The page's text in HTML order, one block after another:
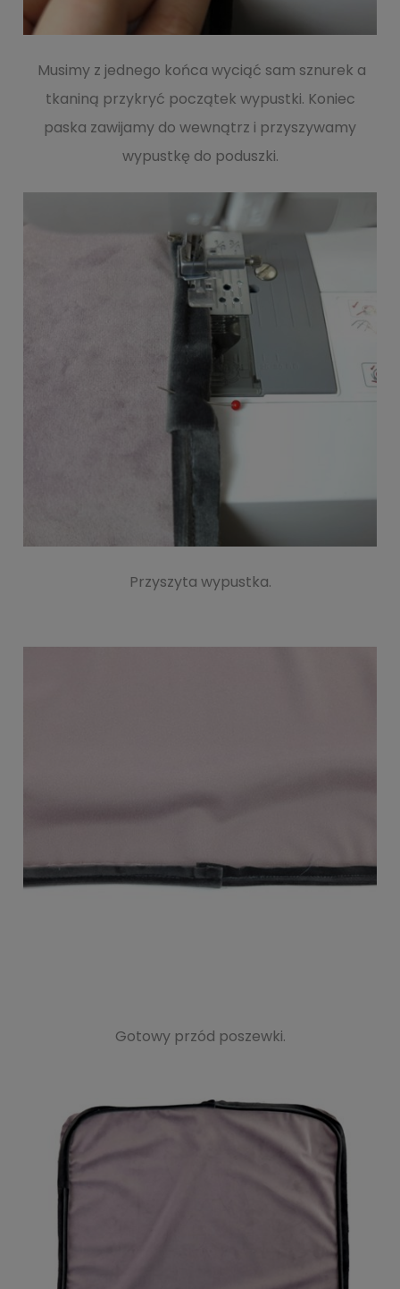
Musimy z jednego końca wyciąć sam sznurek a
tkaniną przykryć początek wypustki. Koniec
paska zawijamy do wewnątrz i przyszywamy
wypustkę do poduszki.
Przyszyta wypustka.
Gotowy przód poszewki.